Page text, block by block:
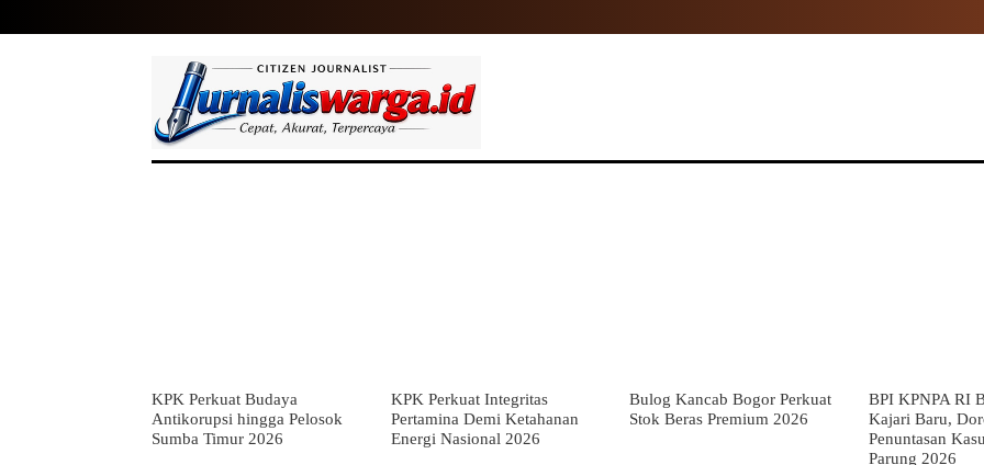
KPK Perkuat Budaya
Antikorupsi hingga Pelosok
Sumba Timur 2026
KPK Perkuat Integritas
Pertamina Demi Ketahanan
Energi Nasional 2026
Bulog Kancab Bogor Perkuat
Stok Beras Premium 2026
BPI KPNPA RI
Kajari Baru,
Penuntasan
Parung 2026